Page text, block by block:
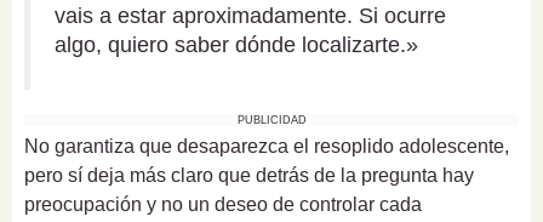
vais a estar aproximadamente. Si ocurre
algo, quiero saber dónde localizarte.»
PUBLICIDAD
No garantiza que desaparezca el resoplido adolescente,
pero sí deja más claro que detrás de la pregunta hay
preocupación y no un deseo de controlar cada